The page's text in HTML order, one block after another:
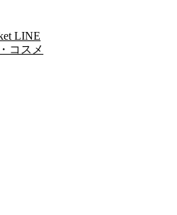
LINE
コスメ